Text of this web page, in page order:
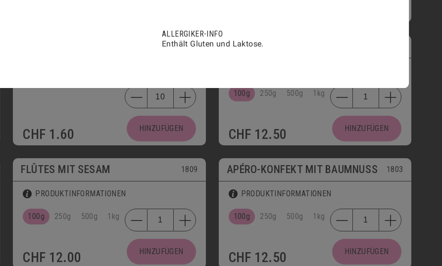
2700
CHF 1.60 HINZUFÜGEN
APÉRO-KONFEKT MIT KÄSE
100g 250g 500g 1kg
CHF 12.50 HINZUFÜGEN
FLÛTES MIT SESAM 1809
PRODUKTINFORMATIONEN
100g 250g 500g 1kg
CHF 12.00 HINZUFÜGEN
APÉRO-KONFEKT MIT BAUMNUSS 1803
PRODUKTINFORMATIONEN
100g 250g 500g 1kg
CHF 12.50 HINZUFÜGEN
ALLERGIKER-INFO
Enthält Gluten und Laktose.